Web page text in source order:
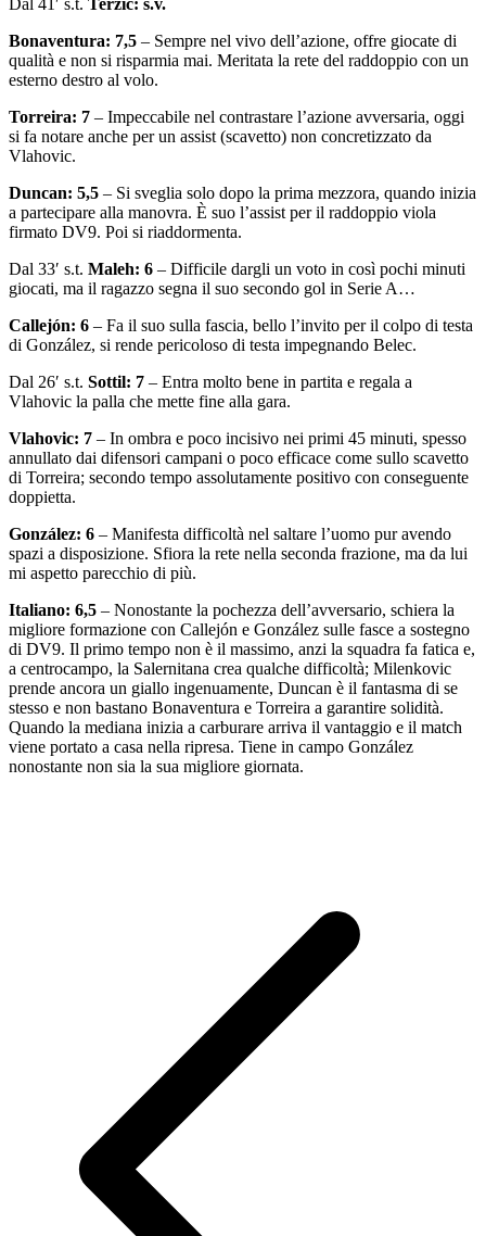
Bonaventura: 7,5 – Sempre nel vivo dell’azione, offre giocate di
qualità e non si risparmia mai. Meritata la rete del raddoppio con un
esterno destro al volo.
Torreira: 7 – Impeccabile nel contrastare l’azione avversaria, oggi
si fa notare anche per un assist (scavetto) non concretizzato da
Vlahovic.
Duncan: 5,5 – Si sveglia solo dopo la prima mezzora, quando inizia
a partecipare alla manovra. È suo l’assist per il raddoppio viola
firmato DV9. Poi si riaddormenta.
Dal 33′ s.t. Maleh: 6 – Difficile dargli un voto in così pochi minuti
giocati, ma il ragazzo segna il suo secondo gol in Serie A…
Callejón: 6 – Fa il suo sulla fascia, bello l’invito per il colpo di testa
di González, si rende pericoloso di testa impegnando Belec.
Dal 26′ s.t. Sottil: 7 – Entra molto bene in partita e regala a
Vlahovic la palla che mette fine alla gara.
Vlahovic: 7 – In ombra e poco incisivo nei primi 45 minuti, spesso
annullato dai difensori campani o poco efficace come sullo scavetto
di Torreira; secondo tempo assolutamente positivo con conseguente
doppietta.
González: 6 – Manifesta difficoltà nel saltare l’uomo pur avendo
spazi a disposizione. Sfiora la rete nella seconda frazione, ma da lui
mi aspetto parecchio di più.
Italiano: 6,5 – Nonostante la pochezza dell’avversario, schiera la
migliore formazione con Callejón e González sulle fasce a sostegno
di DV9. Il primo tempo non è il massimo, anzi la squadra fa fatica e,
a centrocampo, la Salernitana crea qualche difficoltà; Milenkovic
prende ancora un giallo ingenuamente, Duncan è il fantasma di se
stesso e non bastano Bonaventura e Torreira a garantire solidità.
Quando la mediana inizia a carburare arriva il vantaggio e il match
viene portato a casa nella ripresa. Tiene in campo González
nonostante non sia la sua migliore giornata.